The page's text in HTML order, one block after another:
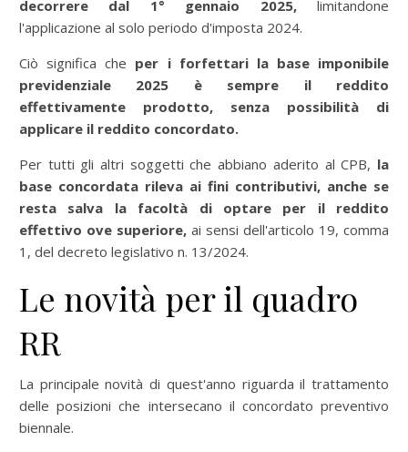
decorrere dal 1° gennaio 2025,limitandone
l'applicazione al solo periodo d'imposta 2024.
Ciò significa che per i forfettari la base imponibile
previdenziale 2025 è sempre il reddito
effettivamente prodotto, senza possibilità di
applicare il reddito concordato.
Per tutti gli altri soggetti che abbiano aderito al CPB, la
base concordata rileva ai fini contributivi, anche se
resta salva la facoltà di optare per il reddito
effettivo ove superiore, ai sensi dell'articolo 19, comma
1, del decreto legislativo n. 13/2024.
Le novità per il quadro
RR
La principale novità di quest'anno riguarda il trattamento
delle posizioni che intersecano il concordato preventivo
biennale.